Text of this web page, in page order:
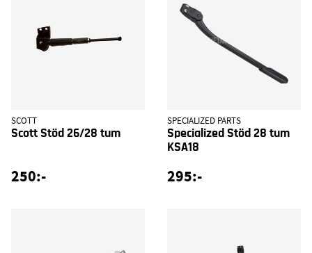
SCOTT
Scott Stöd 26/28 tum
250:-
SPECIALIZED PARTS
Specialized Stöd 28 tum
KSA18
295:-